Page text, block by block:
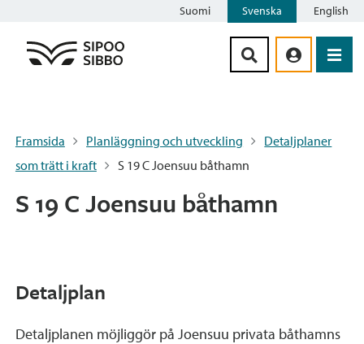
Suomi Svenska English
Framsida Planläggning och utveckling
Detaljplaner
som trätt i kraft
S 19 C Joensuu båthamn
S 19 C Joensuu båthamn
Detaljplan
Detaljplanen möjliggör på Joensuu privata båthamns